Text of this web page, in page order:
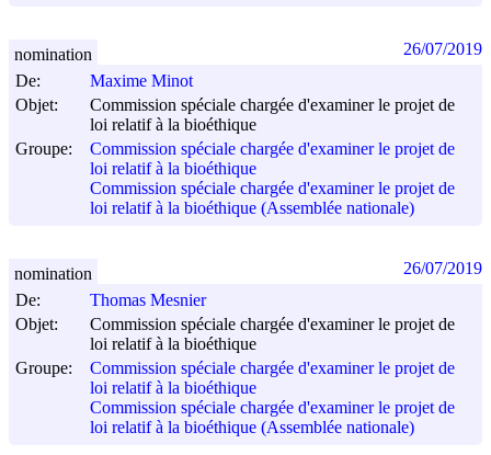
De:
Maxime Minot
Objet:
Commission spéciale chargée d'examiner le projet de
loi relatif à la bioéthique
Groupe:
Commission spéciale chargée d'examiner le projet de
loi relatif à la bioéthique
Commission spéciale chargée d'examiner le projet de
loi relatif à la bioéthique (Assemblée nationale)
nomination 26/07/2019
De:
Thomas Mesnier
Objet:
Commission spéciale chargée d'examiner le projet de
loi relatif à la bioéthique
Groupe:
Commission spéciale chargée d'examiner le projet de
loi relatif à la bioéthique
Commission spéciale chargée d'examiner le projet de
loi relatif à la bioéthique (Assemblée nationale)
nomination 26/07/2019